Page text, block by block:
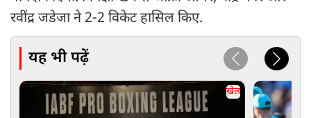
रवींद्र जडेजा ने 2-2 विकेट हासिल किए.
यह भी पढ़ें
खेल